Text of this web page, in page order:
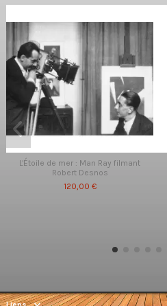
L'Étoile de mer : Man Ray filmant
Robert Desnos
120,00 €